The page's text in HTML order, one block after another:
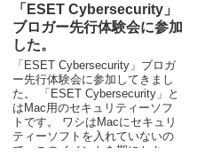
「ESET Cybersecurity」
ブロガー先行体験会に参加
した。
「ESET Cybersecurity」ブロガ
ー先行体験会に参加してきまし
た。 「ESET Cybersecurity」と
はMac用のセキュリティーソフ
トです。 ワシはMacにセキュリ
ティーソフトを入れていないの
で、このイベントを期にセキ...